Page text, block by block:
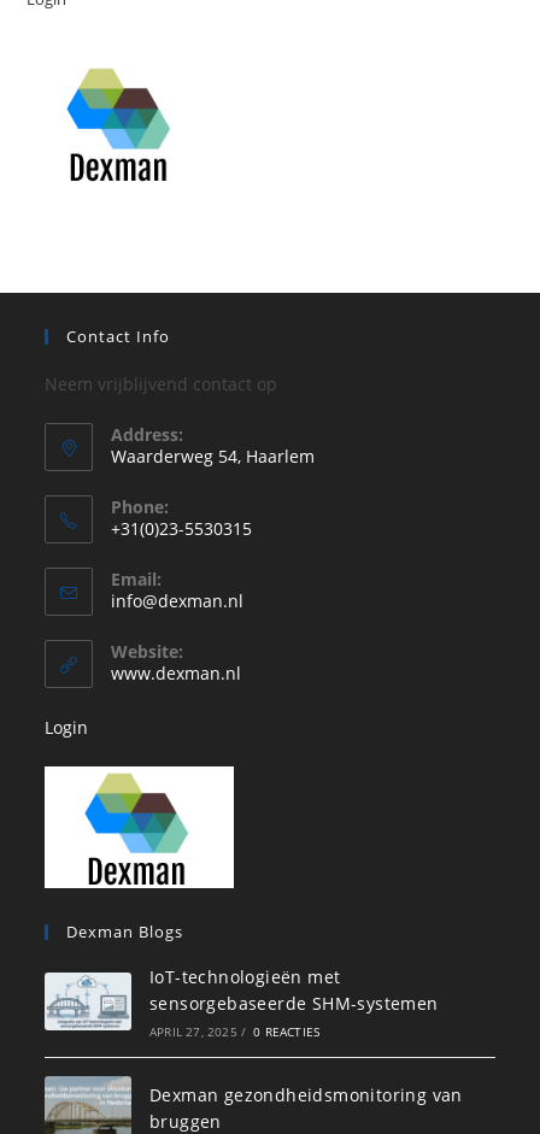
Contact Info
Neem vrijblijvend contact op
Address:
Waarderweg 54, Haarlem
Phone:
+31(0)23-5530315
in
je
toepassing
Email:
info@dexman.nl
Website:
www.dexman.nl
Login
Dexman Blogs
IoT-technologieën met
sensorgebaseerde SHM-systemen
APRIL 27, 2025 / 0 REACTIES
Dexman gezondheidsmonitoring van
bruggen